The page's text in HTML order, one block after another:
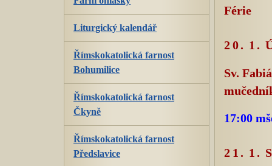
Férie
20. 1.
Sv.
17:00
21. 1.
Liturgický kalendář
Římskokatolická farnost
Bohumilice
Římskokatolická farnost
Čkyně
Římskokatolická farnost
Předslavice